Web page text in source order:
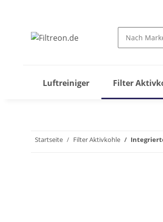
Luftreiniger Filter
Startseite Filter Aktivkohle